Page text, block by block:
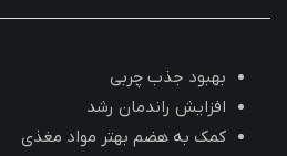
بهبود جذب چربی
افزایش راندمان رشد
کمک به هضم بهتر مواد مغذی